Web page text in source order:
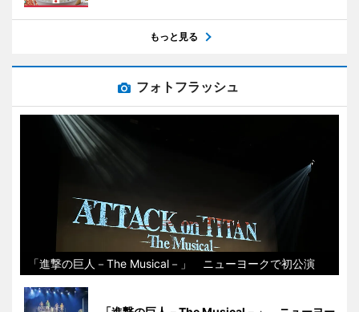
もっと見る
フォトフラッシュ
「進撃の巨人－The Musical－」 ニューヨークで初公演